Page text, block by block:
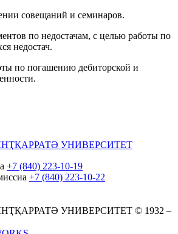
совещаний и семинаров.
по недостачам, с целью работы по
недостач.
по погашению дебиторской и
УНИВЕРСИТЕТ
+7 (840) 223-10-19
+7 (840) 223-10-22
УНИВЕРСИТЕТ © 1932 –